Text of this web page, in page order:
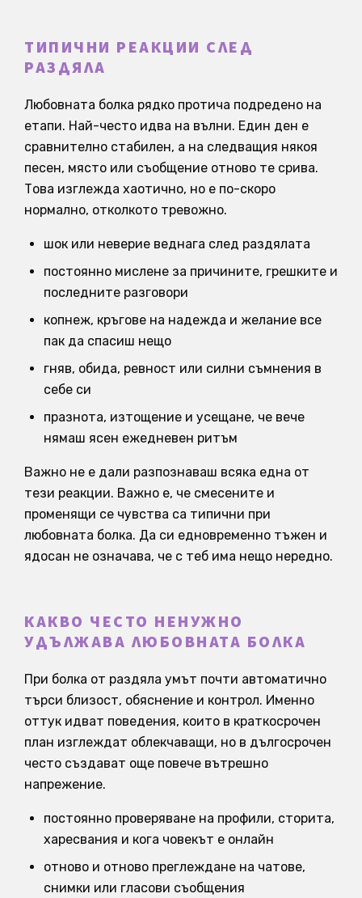
ТИПИЧНИ РЕАКЦИИ СЛЕД
РАЗДЯЛА
Любовната болка рядко протича подредено на
етапи. Най-често идва на вълни. Един ден е
сравнително стабилен, а на следващия някоя
песен, място или съобщение отново те срива.
Това изглежда хаотично, но е по-скоро
нормално, отколкото тревожно.
шок или неверие веднага след раздялата
постоянно мислене за причините, грешките и
последните разговори
копнеж, кръгове на надежда и желание все
пак да спасиш нещо
гняв, обида, ревност или силни съмнения в
себе си
празнота, изтощение и усещане, че вече
нямаш ясен ежедневен ритъм
Важно не е дали разпознаваш всяка една от
тези реакции. Важно е, че смесените и
променящи се чувства са типични при
любовната болка. Да си едновременно тъжен и
ядосан не означава, че с теб има нещо нередно.
КАКВО ЧЕСТО НЕНУЖНО
УДЪЛЖАВА ЛЮБОВНАТА БОЛКА
При болка от раздяла умът почти автоматично
търси близост, обяснение и контрол. Именно
оттук идват поведения, които в краткосрочен
план изглеждат облекчаващи, но в дългосрочен
често създават още повече вътрешно
напрежение.
постоянно проверяване на профили, сторита,
харесвания и кога човекът е онлайн
отново и отново преглеждане на чатове,
снимки или гласови съобщения